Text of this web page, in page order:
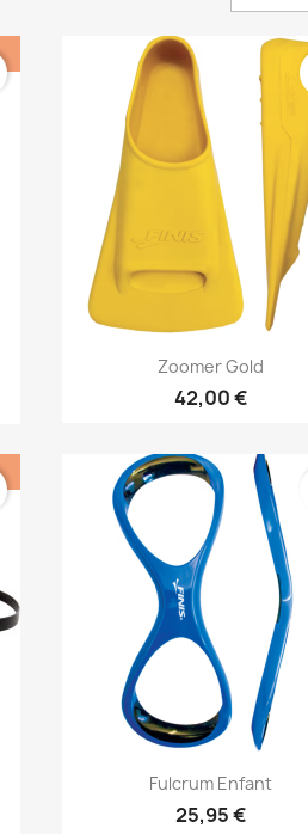
Vorschau
Zoomer Gold
42,00 €
Vorschau
Fulcrum Enfant
25,95 €